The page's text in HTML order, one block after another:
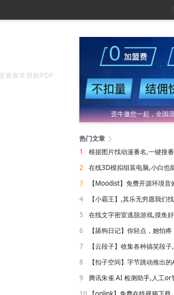
歪牛邀您一起，全国
热门文章
1
根据图片找动漫番名,一键搜番
2
在线3D模拟组装电脑,小白也
3
【Moodist】免费开源环境音
4
【小霸王】,其乐无穷愿我们
5
在线文字密室逃脱游戏,摸鱼
6
【舔狗日记】你轻点，她怕疼
7
【云段子】收集各种搞笑段
8
【扣子空间】字节跳动推出
9
腾讯朱雀 AI 检测助手,人工or